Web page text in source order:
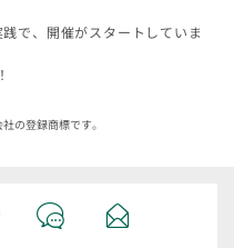
で、開催がスタートしていま
の登録商標です。